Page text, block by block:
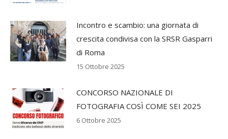
Incontro e scambio: una giornata di
crescita condivisa con la SRSR Gasparri
di Roma
15 Ottobre 2025
CONCORSO NAZIONALE DI
FOTOGRAFIA COSÌ COME SEI 2025
6 Ottobre 2025